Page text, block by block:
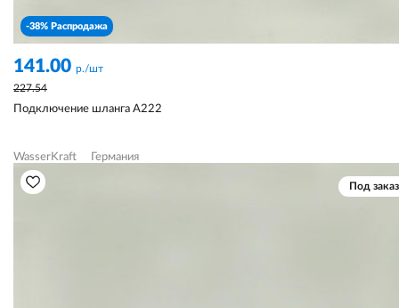
-38% Распродажа
141.00 р./шт
227.54
Подключение шланга A222
WasserKraft Германия
Под заказ